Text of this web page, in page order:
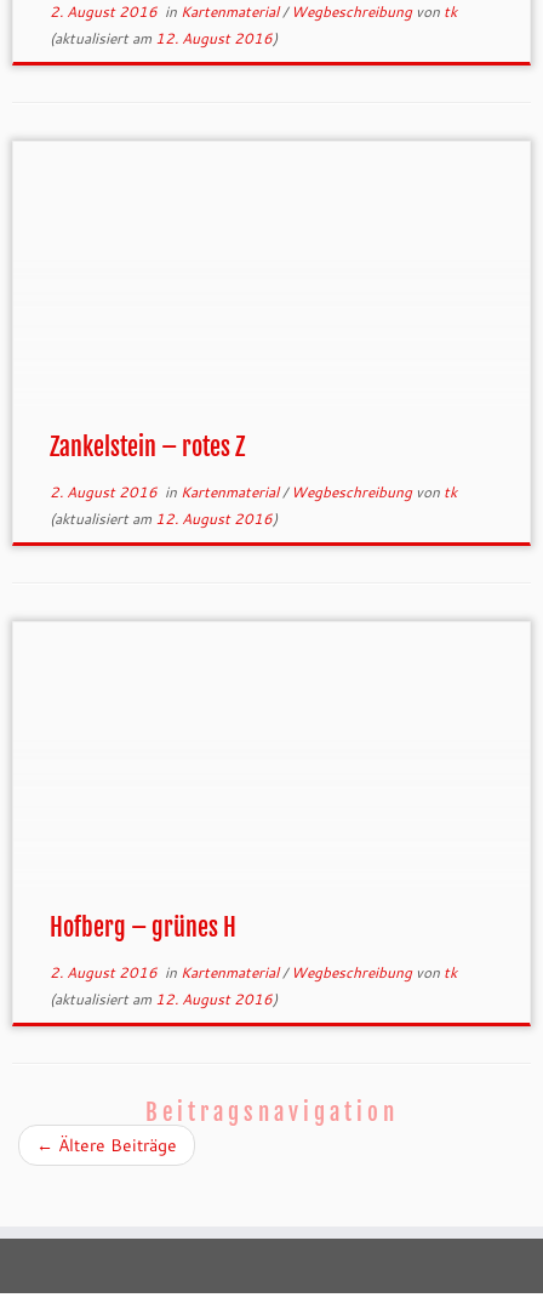
2. August 2016in Kartenmaterial/ Wegbeschreibung von tk
(aktualisiert am 12. August 2016)
Zankelstein – rotes Z
2. August 2016in Kartenmaterial/ Wegbeschreibung von tk
(aktualisiert am 12. August 2016)
Hofberg – grünes H
2. August 2016in Kartenmaterial/ Wegbeschreibung von tk
(aktualisiert am 12. August 2016)
Beitragsnavigation
← Ältere Beiträge